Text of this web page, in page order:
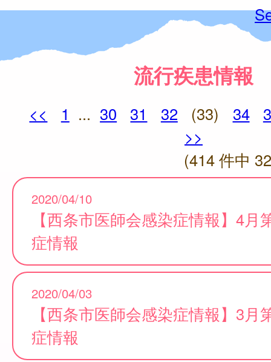
流行疾患情報
<< 1 ... 30 31 32 (33) 34
>>
(414 件中
2020/04/10
【西条市医師会感染症情報】4月
症情報
2020/04/03
【西条市医師会感染症情報】3月
症情報